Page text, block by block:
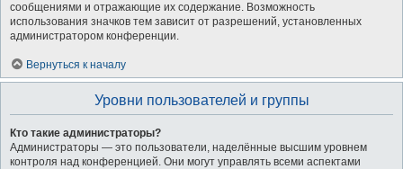
сообщениями и отражающие их содержание. Возможность
использования значков тем зависит от разрешений, установленных
администратором конференции.
Вернуться к началу
Уровни пользователей и группы
Кто такие администраторы?
Администраторы — это пользователи, наделённые высшим уровнем
контроля над конференцией. Они могут управлять всеми аспектами